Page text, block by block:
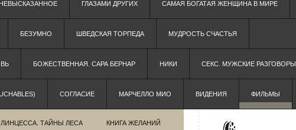
НЕВЫСКАЗАННОЕ ГЛАЗАМИ ДРУГИХ САМАЯ БОГАТАЯ ЖЕНЩИНА В МИРЕ
БЕЗУМНО ШВЕДСКАЯ ТОРПЕДА МУДРОСТЬ СЧАСТЬЯ
БОЖЕСТВЕННАЯ. САРА БЕРНАР НИКИ СЕКС. МУЖСКИЕ РАЗГОВОРЫ
СОГЛАСИЕ МАРЧЕЛЛО МИО ВИДЕНИЯ ФИЛЬМЫ
ЛИНЦЕССА. ТАЙНЫ ЛЕСА КНИГА ЖЕЛАНИЙ